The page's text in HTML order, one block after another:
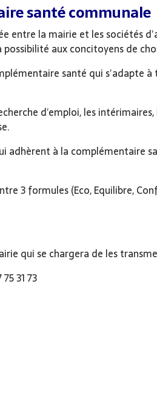
santé communale
entre la mairie et les sociétés
aux concitoyens de
santé qui
d’emploi, les
adhèrent à la complémentaire
3 formules (Eco, Equilibre,
qui se chargera de les
31 73